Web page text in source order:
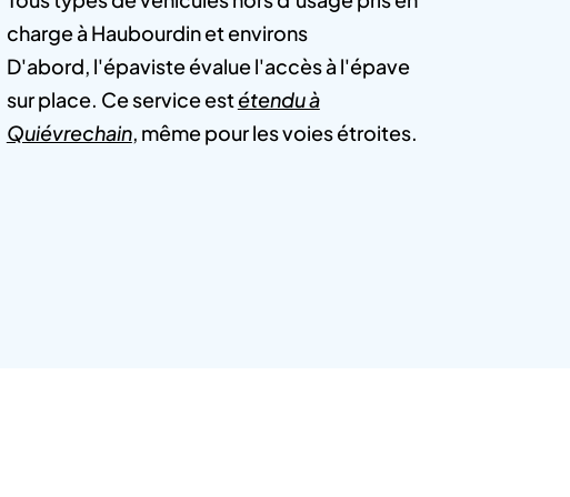
charge à Haubourdin et environs
D'abord, l'épaviste évalue l'accès à l'épave
sur place. Ce service estétendu à
Quiévrechain, même pour les voies étroites.